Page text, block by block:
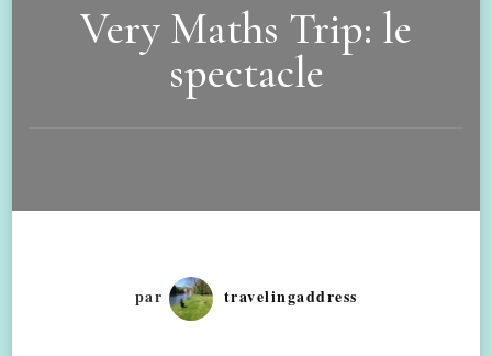
Very Maths Trip: le
spectacle
par travelingaddress